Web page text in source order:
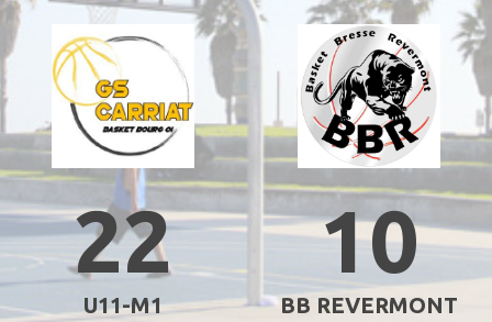
22 10
U11-M1 BB REVERMONT